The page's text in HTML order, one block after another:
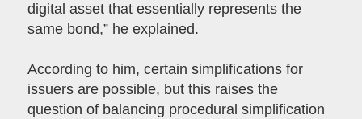
digital asset that essentially represents the
same bond,” he explained.
According to him, certain simplifications for
issuers are possible, but this raises the
question of balancing procedural simplification